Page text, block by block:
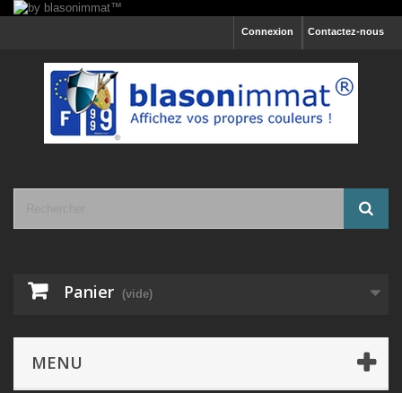
Contactez-nous
Connexion
Panier (vide)
MENU